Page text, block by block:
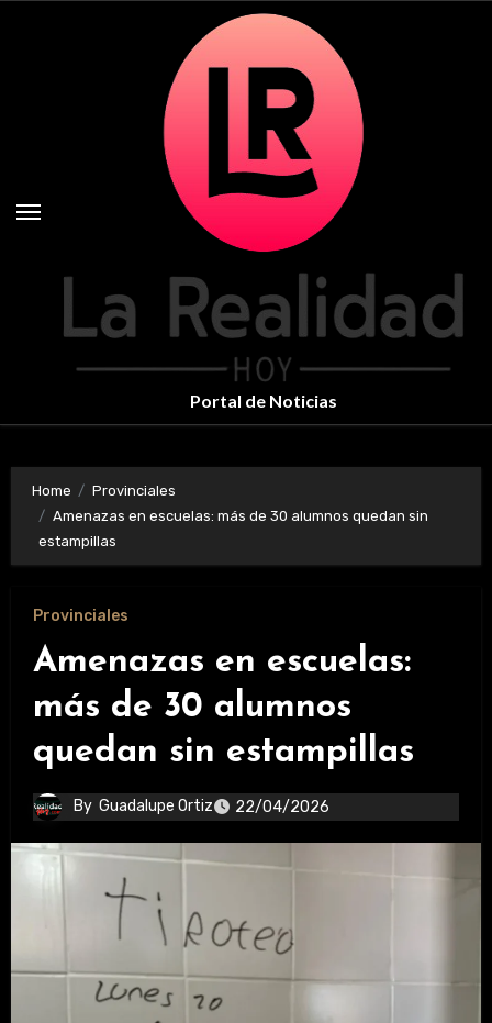
Portal de Noticias
Home
Provinciales
Amenazas en escuelas: más de 30 alumnos quedan sin
estampillas
Provinciales
Amenazas en escuelas:
más de 30 alumnos
quedan sin estampillas
By Guadalupe Ortiz 22/04/2026